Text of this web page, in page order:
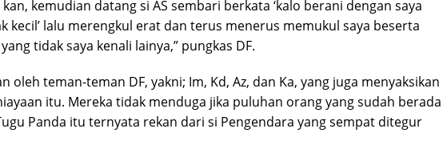
kemudian datang si AS sembari berkata ‘kalo berani dengan saya
kecil’ lalu merengkul erat dan terus menerus memukul saya beserta
tidak saya kenali lainya,” pungkas DF.
oleh teman-teman DF, yakni; Im, Kd, Az, dan Ka, yang juga menyaksikan
itu. Mereka tidak menduga jika puluhan orang yang sudah berada
Panda itu ternyata rekan dari si Pengendara yang sempat ditegur